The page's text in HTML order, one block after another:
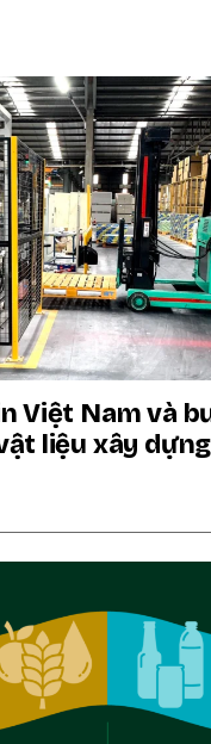
Việt Nam và
liệu xây